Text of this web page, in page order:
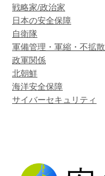
戦略家/政治家
日本の安全保障
自衛隊
軍備管理・軍縮・不拡散
政軍関係
北朝鮮
海洋安全保障
サイバーセキュリティ